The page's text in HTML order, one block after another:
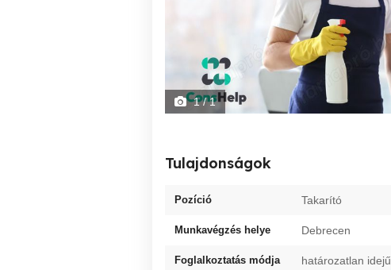
1/ 1
Tulajdonságok
Pozíció Takarító
Munkavégzés helye Debrecen
Foglalkoztatás módja határozatlan idejű